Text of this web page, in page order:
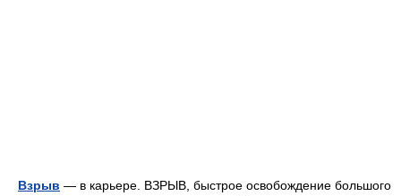
Взрыв — в карьере. ВЗРЫВ, быстрое освобождение большого